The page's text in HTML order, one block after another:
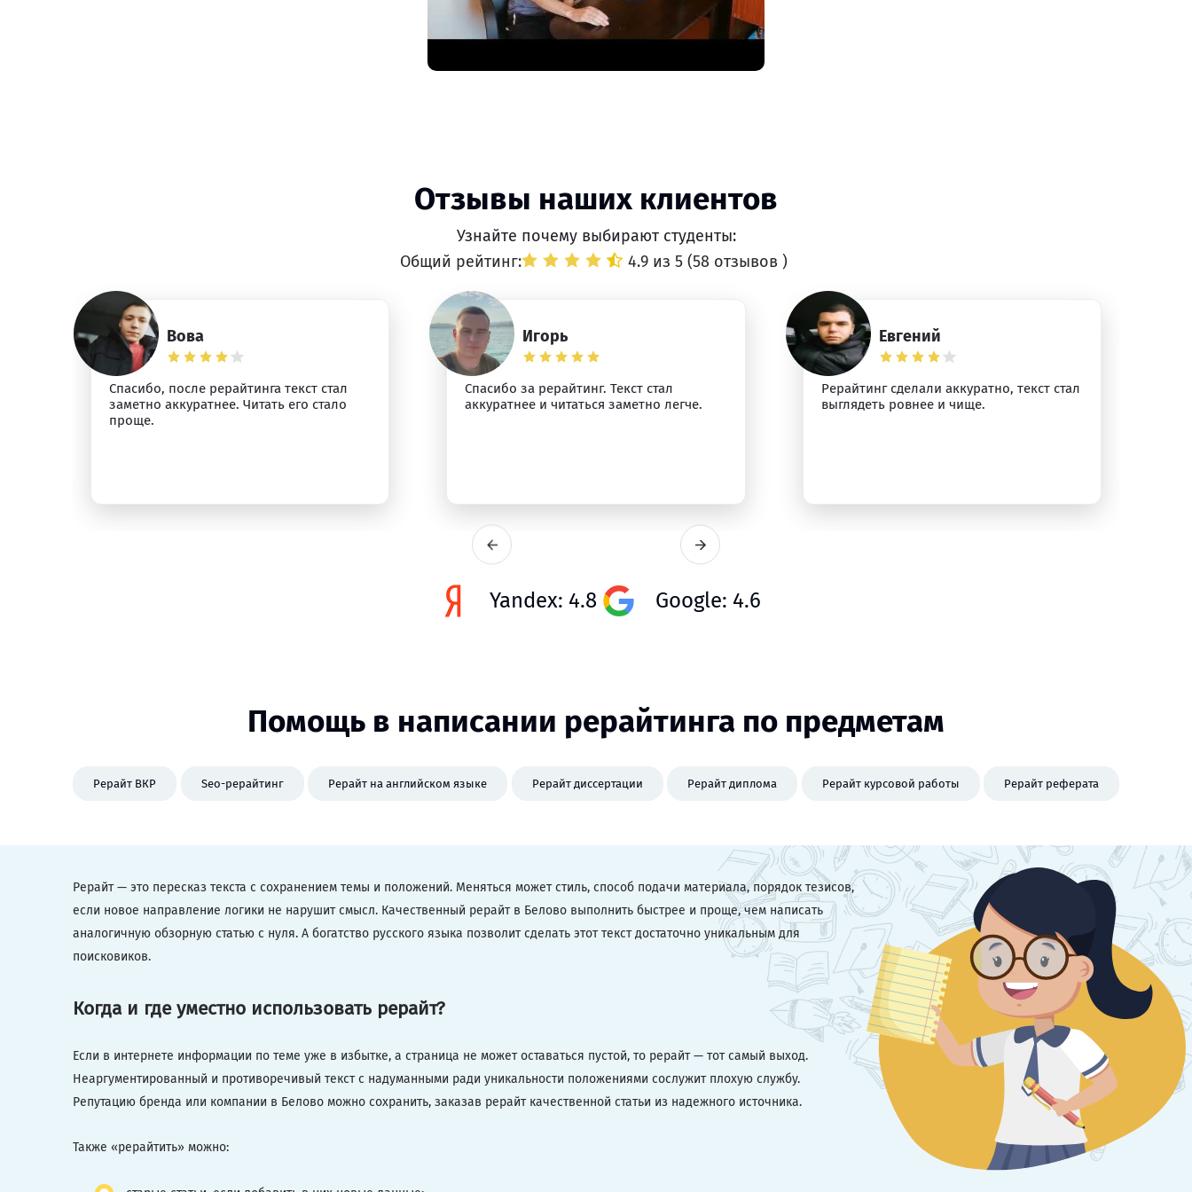
Отзывы наших клиентов
Узнайте почему выбирают студенты:
Общий рейтинг:
4.9 из 5 (58 отзывов )
Вова
Спасибо, после рерайтинга текст стал
заметно аккуратнее. Читать его стало
проще.
Игорь
Спасибо за рерайтинг. Текст стал
аккуратнее и читаться заметно легче.
Евгений
Рерайтинг сделали аккуратно, текст стал
выглядеть ровнее и чище.
Yandex: 4.8 Google: 4.6
Помощь в написании рерайтинга по предметам
Рерайт ВКР Seo-рерайтинг Рерайт на английском языке Рерайт диссертации Рерайт диплома Рерайт курсовой работы Рерайт реферата
Рерайт — это пересказ текста с сохранением темы и положений. Меняться может стиль, способ подачи материала, порядок тезисов,
если новое направление логики не нарушит смысл. Качественный рерайт в Белово выполнить быстрее и проще, чем написать
аналогичную обзорную статью с нуля. А богатство русского языка позволит сделать этот текст достаточно уникальным для
поисковиков.
Когда и где уместно использовать рерайт?
Если в интернете информации по теме уже в избытке, а страница не может оставаться пустой, то рерайт — тот самый выход.
Неаргументированный и противоречивый текст с надуманными ради уникальности положениями сослужит плохую службу.
Репутацию бренда или компании в Белово можно сохранить, заказав рерайт качественной статьи из надежного источника.
Также «рерайтить» можно: